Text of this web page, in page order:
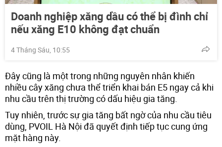
Doanh nghiệp xăng dầu có thể bị đình chỉ
nếu xăng E10 không đạt chuẩn
4 Tháng Sáu, 10:55
Đây cũng là một trong những nguyên nhân khiến
nhiều cây xăng chưa thể triển khai bán E5 ngay cả khi
nhu cầu trên thị trường có dấu hiệu gia tăng.
Tuy nhiên, trước sự gia tăng bất ngờ của nhu cầu tiêu
dùng, PVOIL Hà Nội đã quyết định tiếp tục cung ứng
mặt hàng này.